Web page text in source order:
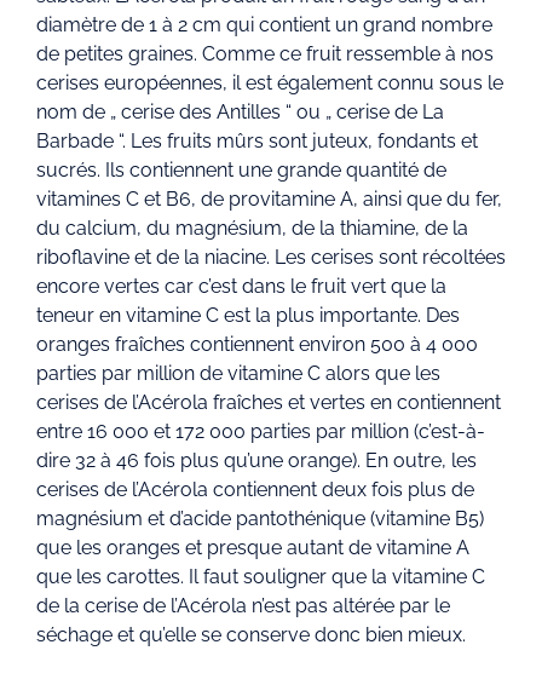
diamètre de 1 à 2 cm qui contient un grand nombre
de petites graines. Comme ce fruit ressemble à nos
cerises européennes, il est également connu sous le
nom de „ cerise des Antilles “ ou „ cerise de La
Barbade “. Les fruits mûrs sont juteux, fondants et
sucrés. Ils contiennent une grande quantité de
vitamines C et B6, de provitamine A, ainsi que du fer,
du calcium, du magnésium, de la thiamine, de la
riboflavine et de la niacine. Les cerises sont récoltées
encore vertes car c’est dans le fruit vert que la
teneur en vitamine C est la plus importante. Des
oranges fraîches contiennent environ 500 à 4 000
parties par million de vitamine C alors que les
cerises de l’Acérola fraîches et vertes en contiennent
entre 16 000 et 172 000 parties par million (c’est-à-
dire 32 à 46 fois plus qu’une orange). En outre, les
cerises de l’Acérola contiennent deux fois plus de
magnésium et d’acide pantothénique (vitamine B5)
que les oranges et presque autant de vitamine A
que les carottes. Il faut souligner que la vitamine C
de la cerise de l’Acérola n’est pas altérée par le
séchage et qu’elle se conserve donc bien mieux.